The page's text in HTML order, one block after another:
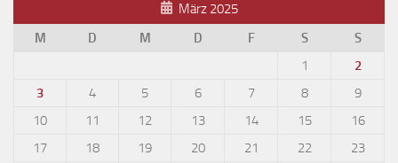
März 2025
M
D M D F S
S
1
2
3
4 5 6 7 8
9
10
11 12 13 14 15
16
17
18 19 20 21 22
23